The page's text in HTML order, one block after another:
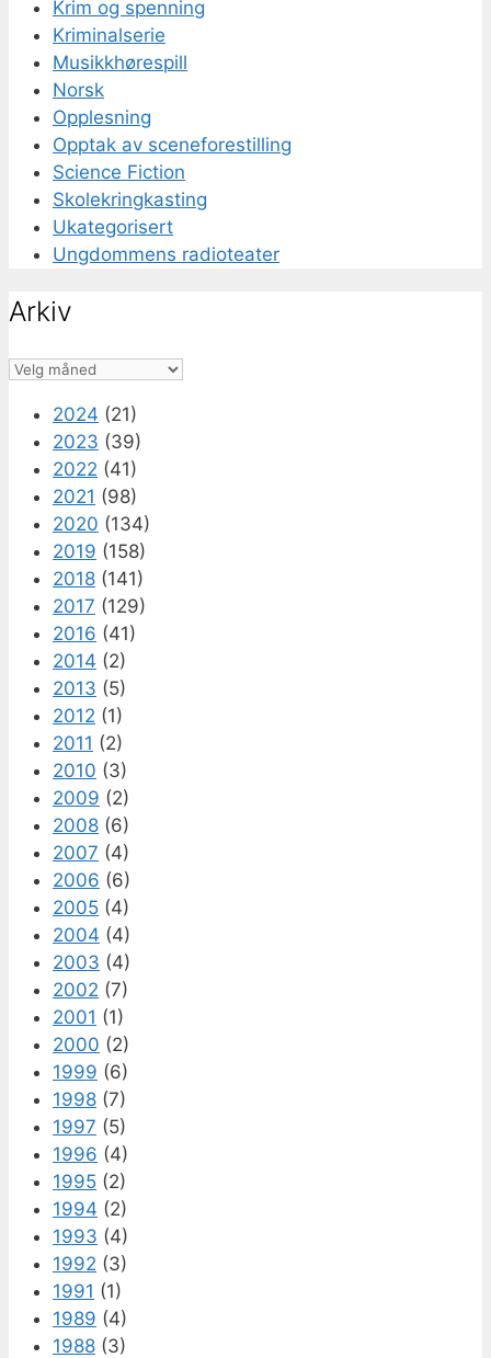
Krim og spenning
Kriminalserie
Musikkhørespill
Norsk
Opplesning
Opptak av sceneforestilling
Science Fiction
Skolekringkasting
Ukategorisert
Ungdommens radioteater
Arkiv
Arkiv
2024 (21)
2023 (39)
2022 (41)
2021 (98)
2020 (134)
2019 (158)
2018 (141)
2017 (129)
2016 (41)
2014 (2)
2013 (5)
2012 (1)
2011 (2)
2010 (3)
2009 (2)
2008 (6)
2007 (4)
2006 (6)
2005 (4)
2004 (4)
2003 (4)
2002 (7)
2001 (1)
2000 (2)
1999 (6)
1998 (7)
1997 (5)
1996 (4)
1995 (2)
1994 (2)
1993 (4)
1992 (3)
1991 (1)
1989 (4)
1988 (3)